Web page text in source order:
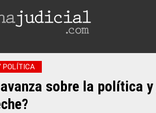
POLÍTICA
sobre la política